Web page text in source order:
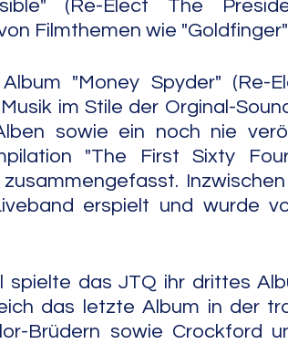
(Re-Elect The
Filmthemen wie
"Money Spyder" (Re-
im Stile der Orginal-
sowie ein noch nie
"The First Sixty
zusammengefasst.
erspielt und wurde
spielte das JTQ ihr drittes
das letzte Album in der
Brüdern sowie Crockford